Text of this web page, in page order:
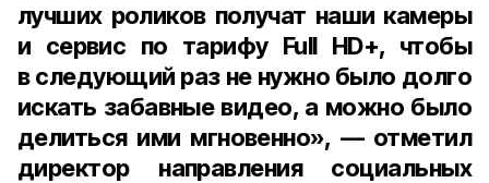
лучших роликов получат наши камеры
и сервис по тарифу Full HD+, чтобы
в следующий раз не нужно было долго
искать забавные видео, а можно было
делиться ими мгновенно», — отметил
директор направления социальных